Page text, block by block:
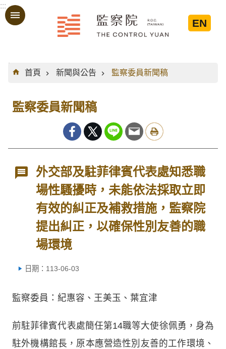
跳到主要內容區塊
:::
EN
:::
首頁
新聞與公告 監察委員新聞稿
監察委員新聞稿
外交部及駐菲律賓代表處知悉職
場性騷擾時，未能依法採取立即
有效的糾正及補救措施，監察院
提出糾正，以確保性別友善的職
場環境
日期：113-06-03
監察委員：紀惠容、王美玉、葉宜津
前駐菲律賓代表處簡任第14職等大使徐佩勇，身為
駐外機構館長，原本應營造性別友善的工作環境、